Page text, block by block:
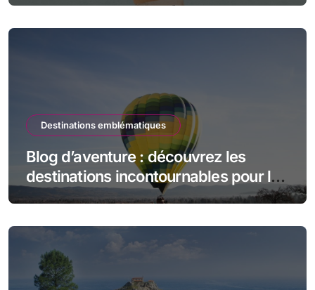
Destinations emblématiques
Blog d’aventure : découvrez les
destinations incontournables pour les
amateurs d’exploration